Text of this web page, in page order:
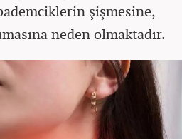
şişmesine,
neden olmaktadır.